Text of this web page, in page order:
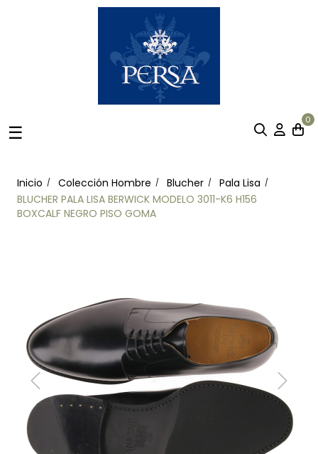
Navegación
☰
0
Inicio Colección Hombre Blucher
Pala Lisa
BLUCHER PALA LISA BERWICK MODELO 3011-K6 H156
BOXCALF NEGRO PISO GOMA